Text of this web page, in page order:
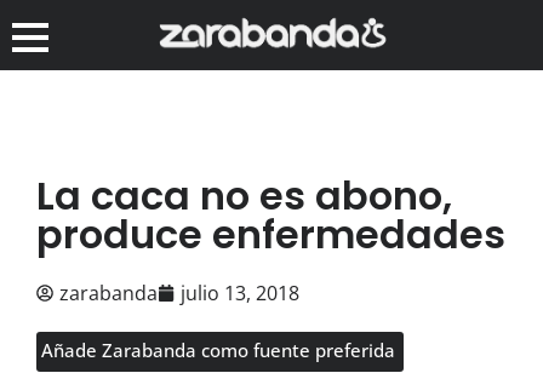
La caca no es abono,
produce enfermedades
zarabanda julio 13, 2018
Añade Zarabanda como fuente preferida